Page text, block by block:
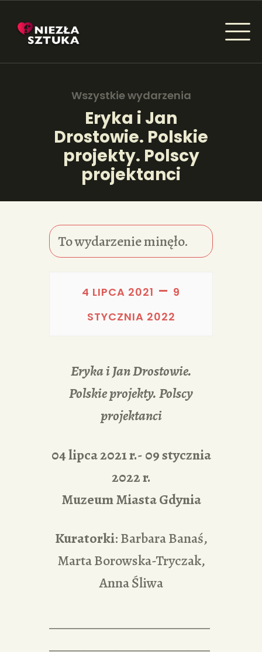
Wszystkie wydarzenia
Eryka i Jan
Drostowie. Polskie
projekty. Polscy
projektanci
NIEZŁA SZTUKA - NEWSY
AKTUALNOŚCI
WYDARZENIA
KSIĄŻKI
REDAKCJA
To wydarzenie minęło.
4 LIPCA 2021 – 9
STYCZNIA 2022
Eryka i Jan Drostowie.
Polskie projekty. Polscy
projektanci
04 lipca 2021 r.- 09 stycznia
2022 r.
Muzeum Miasta Gdynia
Kuratorki: Barbara Banaś,
Marta Borowska-Tryczak,
Anna Śliwa